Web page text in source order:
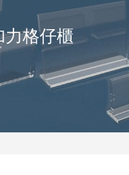
力格仔櫃